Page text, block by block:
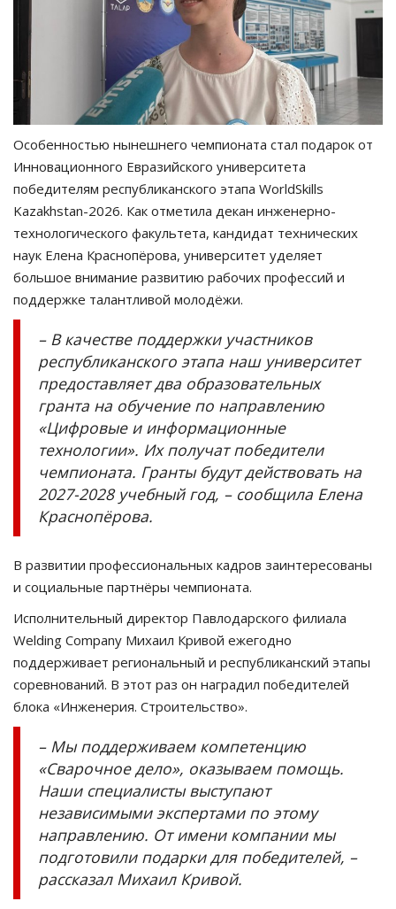
Особенностью нынешнего чемпионата стал подарок от
Инновационного Евразийского университета
победителям республиканского этапа WorldSkills
Kazakhstan-2026. Как отметила декан инженерно-
технологического факультета, кандидат технических
наук Елена Краснопёрова, университет уделяет
большое внимание развитию рабочих профессий и
поддержке талантливой молодёжи.
– В качестве поддержки участников
республиканского этапа наш университет
предоставляет два образовательных
гранта на обучение по направлению
«Цифровые и информационные
технологии». Их получат победители
чемпионата. Гранты будут действовать на
2027-2028 учебный год, – сообщила Елена
Краснопёрова.
В развитии профессиональных кадров заинтересованы
и социальные партнёры чемпионата.
Исполнительный директор Павлодарского филиала
Welding Company Михаил Кривой ежегодно
поддерживает региональный и республиканский этапы
соревнований. В этот раз он наградил победителей
блока «Инженерия. Строительство».
– Мы поддерживаем компетенцию
«Сварочное дело», оказываем помощь.
Наши специалисты выступают
независимыми экспертами по этому
направлению. От имени компании мы
подготовили подарки для победителей, –
рассказал Михаил Кривой.